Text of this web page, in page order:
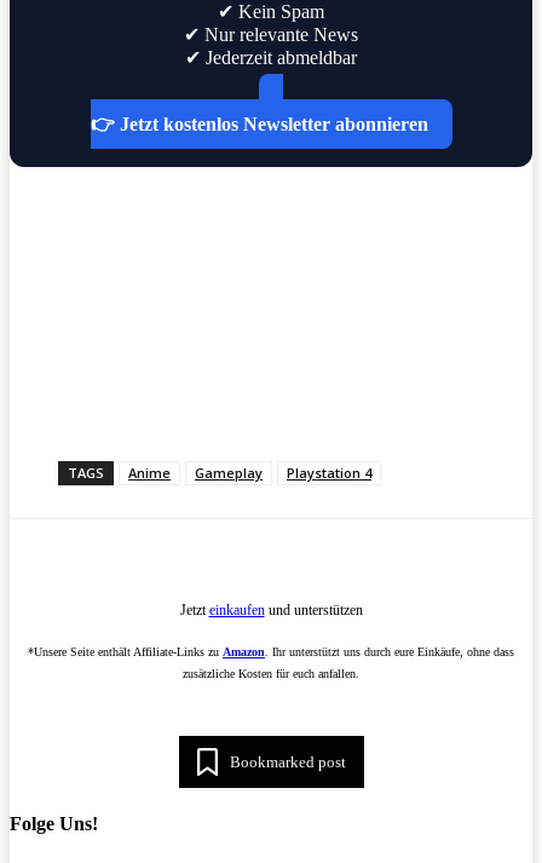
✔ Kein Spam
✔ Nur relevante News
✔ Jederzeit abmeldbar
👉 Jetzt kostenlos Newsletter abonnieren
TAGS Anime Gameplay Playstation 4
Jetzteinkaufenund unterstützen
*Unsere Seite enthält Affiliate-Links zu Amazon. Ihr unterstützt uns durch eure Einkäufe, ohne dass
zusätzliche Kosten für euch anfallen.
Bookmarked post
Folge Uns!